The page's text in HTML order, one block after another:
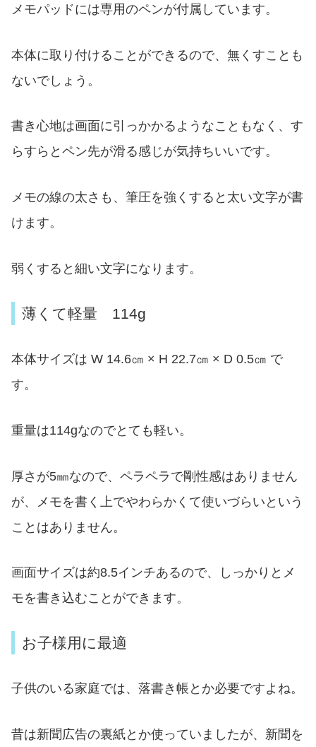
メモパッドには専用のペンが付属しています。
本体に取り付けることができるので、無くすことも
ないでしょう。
書き心地は画面に引っかかるようなこともなく、す
らすらとペン先が滑る感じが気持ちいいです。
メモの線の太さも、筆圧を強くすると太い文字が書
けます。
弱くすると細い文字になります。
薄くて軽量 114g
本体サイズは W 14.6㎝ × H 22.7㎝ × D 0.5㎝ で
す。
重量は114gなのでとても軽い。
厚さが5㎜なので、ペラペラで剛性感はありません
が、メモを書く上でやわらかくて使いづらいという
ことはありません。
画面サイズは約8.5インチあるので、しっかりとメ
モを書き込むことができます。
お子様用に最適
子供のいる家庭では、落書き帳とか必要ですよね。
昔は新聞広告の裏紙とか使っていましたが、新聞を